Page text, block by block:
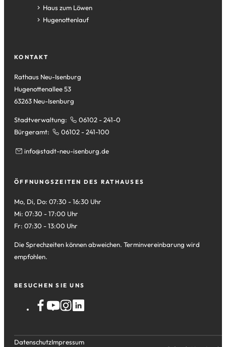
neuen
Tab)
einem
neuen
in
einem
Haus zum Löwen
(Öffnet
in
Tab)
Hugenottenlauf
(Öffnet
neuen
KONTAKT
Rathaus Neu-Isenburg
Hugenottenallee 53
63263 Neu-Isenburg
Stadtverwaltung:
06102 - 241-0
Bürgeramt:
06102 - 241-100
info stadt-neu-isenburg de
ÖFFNUNGSZEITEN DES RATHAUSES
Mo, Di, Do: 07:30 - 16:30 Uhr
Mi: 07:30 - 17:00 Uhr
Fr: 07:30 - 13:00 Uhr
Die Sprechzeiten können abweichen. Terminvereinbarung wird
empfohlen.
BESUCHEN SIE UNS
DatenschutzImpressum